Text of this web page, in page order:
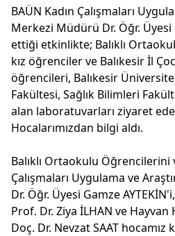
BAÜN Kadın Çalışmaları
Merkezi Müdürü Dr. Öğr. Üyesi
ettiği etkinlikte; Balıklı
kız öğrenciler ve Balıkesir İl
öğrencileri, Balıkesir
Fakültesi, Sağlık Bilimleri
alan laboratuvarları ziyaret
Hocalarımızdan bilgi aldı.
Balıklı Ortaokulu Öğrencilerini
Çalışmaları Uygulama ve
Dr. Öğr. Üyesi Gamze
Prof. Dr. Ziya İLHAN ve
Doç. Dr. Nevzat SAAT hocamız